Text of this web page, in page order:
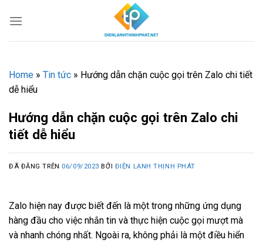
đến
Home » Tin tức » Hướng dẫn chặn cuộc gọi trên Zalo chi tiết
dễ hiểu
Hướng dẫn chặn cuộc gọi trên Zalo chi
tiết dễ hiểu
ĐÃ ĐĂNG TRÊN 06/09/2023 BỞI ĐIỆN LẠNH THỊNH PHÁT
Zalo hiện nay được biết đến là một trong những ứng dụng
hàng đầu cho việc nhắn tin và thực hiện cuộc gọi mượt mà
và nhanh chóng nhất. Ngoài ra, không phải là một điều hiển